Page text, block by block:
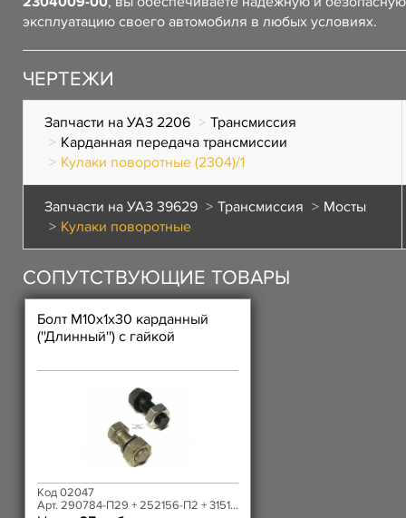
эксплуатацию своего автомобиля в любых условиях.
ЧЕРТЕЖИ
Запчасти на УАЗ 2206
Трансмиссия
Карданная передача трансмиссии
Кулаки поворотные (2304)/1
Запчасти на УАЗ 39629 Трансмиссия
Мосты
Кулаки поворотные
СОПУТСТВУЮЩИЕ ТОВАРЫ
Болт М10х1х30 карданный
(''Длинный'') с гайкой
Код 02047
Арт. 290784-П29 + 252156-П2 + 3151-20-2401059-10